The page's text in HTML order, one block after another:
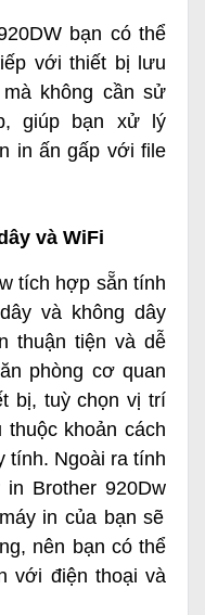
bạn có thể
với thiết bị lưu
không cần sử
giúp bạn xử lý
in ấn gấp với file
và WiFi
tích hợp sẵn tính
và không dây
thuận tiện và dễ
phòng cơ quan
bị, tuỳ chọn vị trí
khoản cách
tính. Ngoài ra tính
in Brother 920Dw
in của bạn sẽ
nên bạn có thể
với điện thoại và